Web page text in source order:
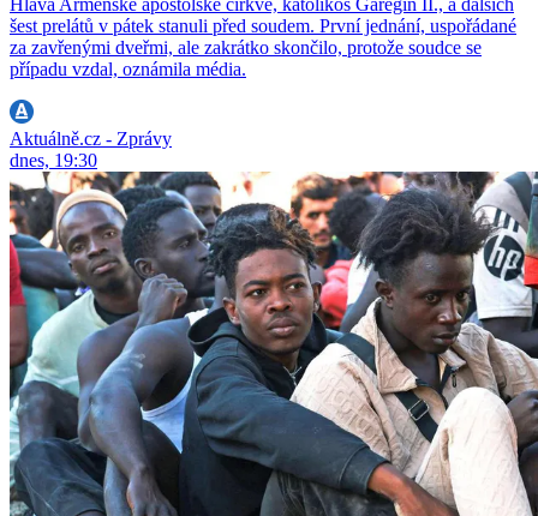
šest prelátů v pátek stanuli před soudem. První jednání, uspořádané
za zavřenými dveřmi, ale zakrátko skončilo, protože soudce se
případu vzdal, oznámila média.
Aktuálně.cz - Zprávy
dnes, 19:30